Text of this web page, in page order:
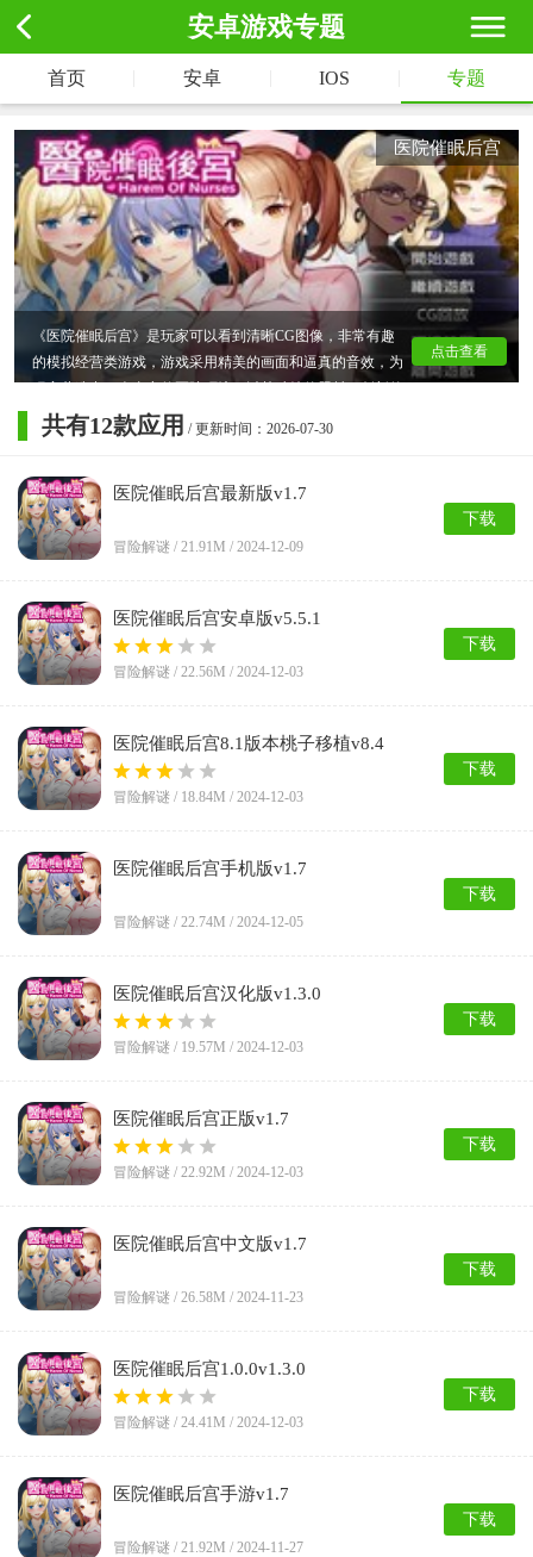
安卓游戏专题
首页 安卓 IOS 专题
医院催眠后宫
《医院催眠后宫》是玩家可以看到清晰CG图像，非常有趣
的模拟经营类游戏，游戏采用精美的画面和逼真的音效，为
玩法和丰富的剧情内容吸引了大量玩家的喜爱哦！
点击查看
共有12款应用 / 更新时间：2026-07-30
医院催眠后宫最新版v1.7
冒险解谜 / 21.91M / 2024-12-09
下载
医院催眠后宫安卓版v5.5.1
冒险解谜 / 22.56M / 2024-12-03
下载
医院催眠后宫8.1版本桃子移植v8.4
冒险解谜 / 18.84M / 2024-12-03
下载
医院催眠后宫手机版v1.7
冒险解谜 / 22.74M / 2024-12-05
下载
医院催眠后宫汉化版v1.3.0
冒险解谜 / 19.57M / 2024-12-03
下载
医院催眠后宫正版v1.7
冒险解谜 / 22.92M / 2024-12-03
下载
医院催眠后宫中文版v1.7
冒险解谜 / 26.58M / 2024-11-23
下载
医院催眠后宫1.0.0v1.3.0
冒险解谜 / 24.41M / 2024-12-03
下载
医院催眠后宫手游v1.7
冒险解谜 / 21.92M / 2024-11-27
下载